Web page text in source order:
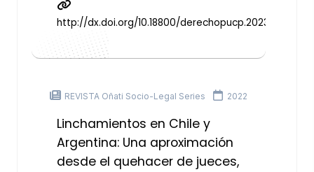
http://dx.doi.org/10.18800/derechopucp.202301.002
REVISTA Oñati Socio-Legal Series 2022
Linchamientos en Chile y
Argentina: Una aproximación
desde el quehacer de jueces,